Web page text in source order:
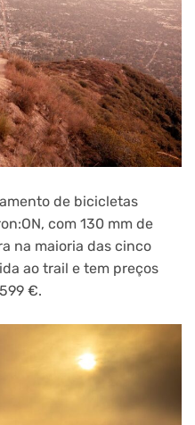
de bicicletas
com 130 mm de
na maioria das cinco
ao trail e tem preços
€.